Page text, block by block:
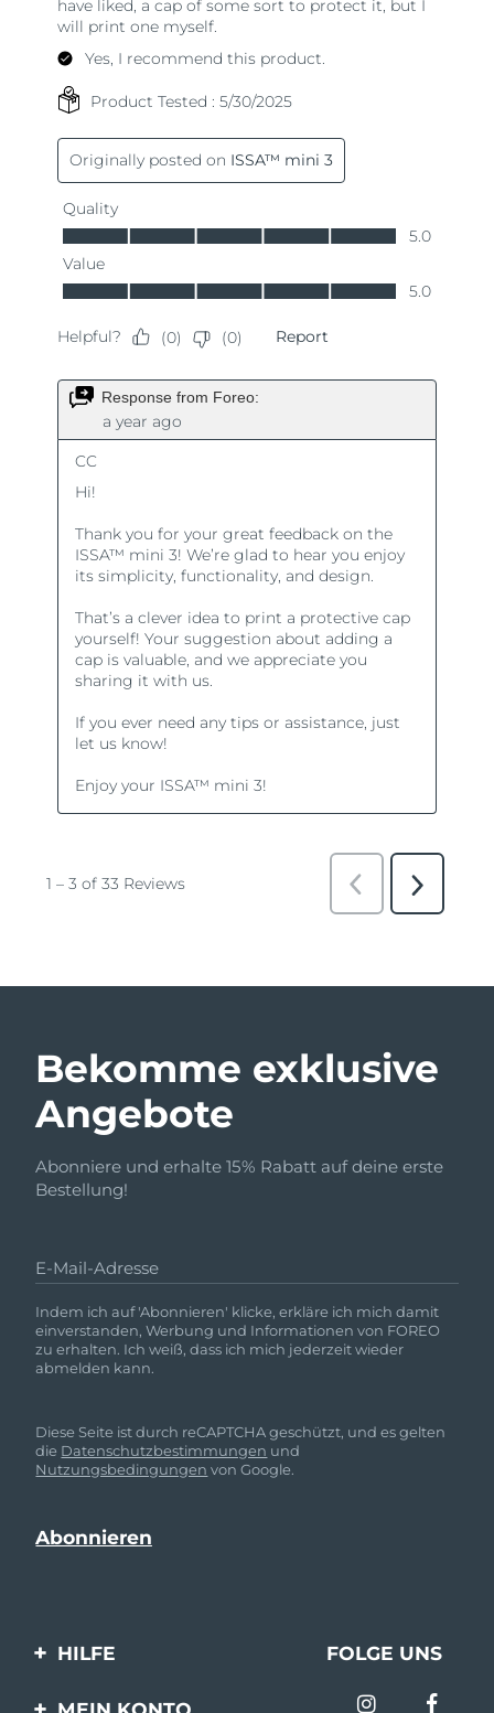
Bekomme exklusive
Angebote
Abonniere und erhalte 15% Rabatt auf deine erste
Bestellung!
E-Mail-Adresse
Indem ich auf 'Abonnieren' klicke, erkläre ich mich damit
einverstanden, Werbung und Informationen von FOREO
zu erhalten. Ich weiß, dass ich mich jederzeit wieder
abmelden kann.
Diese Seite ist durch reCAPTCHA geschützt, und es gelten
die Datenschutzbestimmungen und
Nutzungsbedingungen von Google.
HILFE
Kontaktiere uns
FOLGE UNS